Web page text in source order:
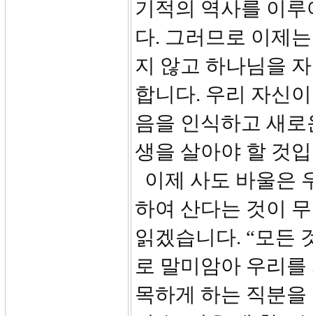
기적의 역사를 이
다. 그러므로 이제
지 않고 하나님을
합니다. 우리 자신
음을 인식하고 새
생을 살아야 할 것
이제 사도 바울은
하여 산다는 것이
읽겠습니다. “모든
로 말미암아 우리
목하게 하는 직분